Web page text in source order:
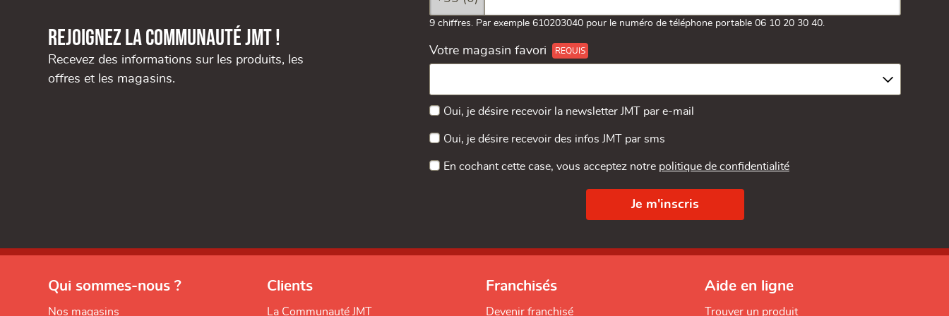
Rejoignez la communauté JMT !
Recevez des informations sur les produits, les
offres et les magasins.
9 chiffres. Par exemple 610203040 pour le numéro de téléphone portable 06 10 20 30 40.
Votre magasin favori
Oui, je désire recevoir la newsletter JMT par e-mail
Oui, je désire recevoir des infos JMT par sms
En cochant cette case, vous acceptez notre politique de confidentialité
Qui sommes-nous ?
Nos magasins
Clients
La Communauté JMT
Franchisés
Devenir franchisé
Aide en ligne
Trouver un produit